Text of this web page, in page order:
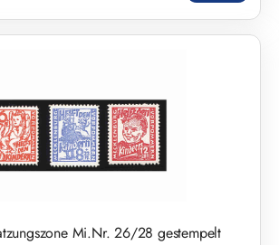
Mi.Nr. 26/28 gestempelt